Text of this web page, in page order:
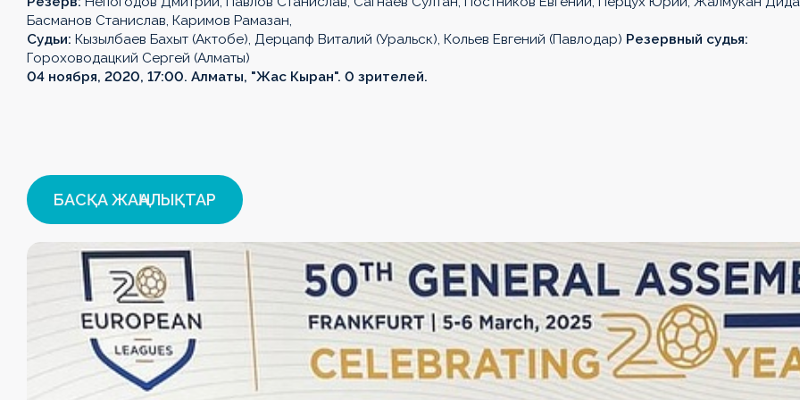
Күнтізбе
Турнир
кестесі
Күнтізбе
Турнир
кестесі
Турнир
кестесі
Клубтар
Турнир
кестесі
Клубтар
Турнир
кестесі
Клубтар
Турнир
кестесі
Клубтар
Турнир
кестесі
Клубтар
Күнтізбе
Турнир
кестесі
Басманов Станислав, Каримов Рамазан,
Судьи: Кызылбаев Бахыт (Актобе), Дерцапф Виталий (Уральск), Кольев Евгений (Павлодар) Резервный судья:
Гороховодацкий Сергей (Алматы)
04 ноября, 2020, 17:00. Алматы, "Жас Кыран". 0 зрителей.
БАСҚА ЖАҢАЛЫҚТАР